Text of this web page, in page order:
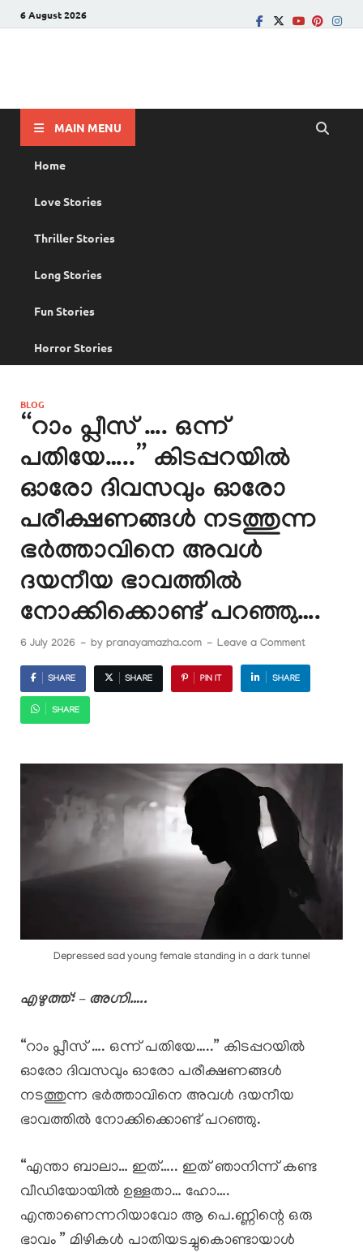
6 August 2026
MAIN MENU
Home
Love Stories
Thriller Stories
Long Stories
Fun Stories
Horror Stories
BLOG
“റാം പ്ലീസ് …. ഒന്ന്
പതിയേ…..” കിടപ്പറയിൽ
ഓരോ ദിവസവും ഓരോ
പരീക്ഷണങ്ങൾ നടത്തുന്ന
ഭർത്താവിനെ അവൾ
ദയനീയ ഭാവത്തിൽ
നോക്കിക്കൊണ്ട് പറഞ്ഞു….
6 July 2026 - by pranayamazha.com - Leave a Comment
SHARE SHARE PIN IT SHARE
SHARE
Depressed sad young female standing in a dark tunnel
എഴുത്ത്: – അഗ്നി…..
“റാം പ്ലീസ് …. ഒന്ന് പതിയേ…..” കിടപ്പറയിൽ
ഓരോ ദിവസവും ഓരോ പരീക്ഷണങ്ങൾ
നടത്തുന്ന ഭർത്താവിനെ അവൾ ദയനീയ
ഭാവത്തിൽ നോക്കിക്കൊണ്ട് പറഞ്ഞു.
“എന്താ ബാലാ… ഇത്….. ഇത് ഞാനിന്ന് കണ്ട
വീഡിയോയിൽ ഉള്ളതാ… ഹോ….
എന്താണെന്നറിയാവോ ആ പെ.ണ്ണിന്റെ ഒരു
ഭാവം ” മിഴികൾ പാതിയടച്ചുകൊണ്ടായാൾ